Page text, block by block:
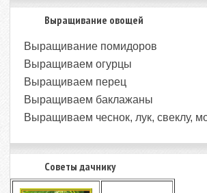
Выращивание овощей
Выращивание помидоров
Выращиваем огурцы
Выращиваем перец
Выращиваем баклажаны
Выращиваем чеснок, лук, свеклу,
Советы дачнику